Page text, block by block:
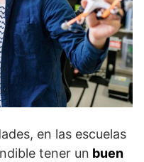
en las escuelas
tener un buen